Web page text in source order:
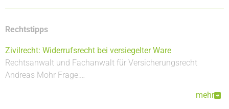
Rechtstipps
Zivilrecht: Widerrufsrecht bei versiegelter Ware
Rechtsanwalt und Fachanwalt für Versicherungsrecht
Andreas Mohr Frage:…
mehr